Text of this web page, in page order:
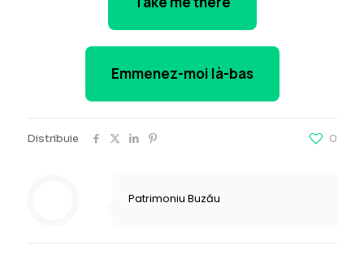
Emmenez-moi là-bas
Distribuie 0
Patrimoniu Buzău